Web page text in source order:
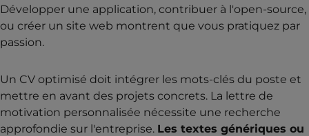
Développer une application, contribuer à l'open-source,
ou créer un site web montrent que vous pratiquez par
passion.
Un CV optimisé doit intégrer les mots-clés du poste et
mettre en avant des projets concrets. La lettre de
motivation personnalisée nécessite une recherche
approfondie sur l'entreprise. Les textes génériques ou